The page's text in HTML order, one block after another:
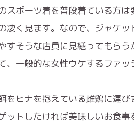
スポーツ着を普段着ている方は
凄く見ます。なので、ジャケ
すそうな店員に見繕ってもらう
、一般的な女性ウケするファッ
ヒナを抱えている雌鶏に運び
ットしたければ美味しいお食事